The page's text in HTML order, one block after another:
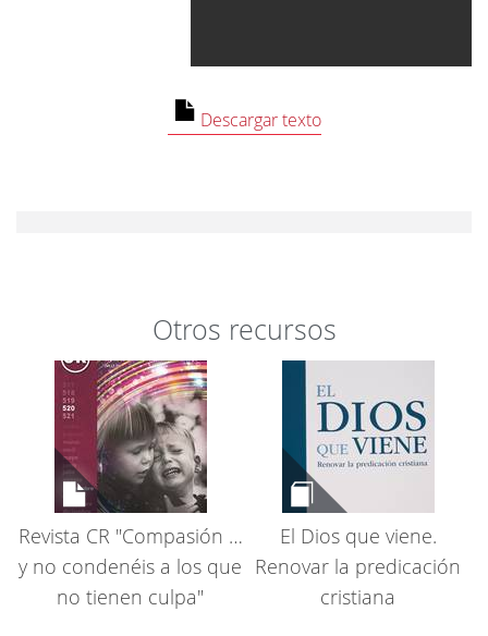
disponible
Descargar texto
Otros recursos
Revista CR "Compasión …
y no condenéis a los que
no tienen culpa"
El Dios que viene.
Renovar la predicación
cristiana